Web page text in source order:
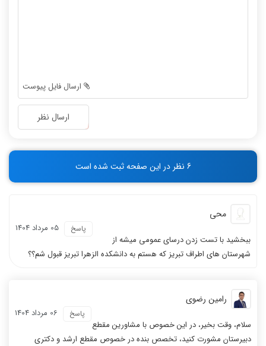
-
-
-
ارسال نظر
6 نظر در این صفحه ثبت شده است
محی
05 مرداد 1404 پاسخ
ببخشید با تست زدن درسای عمومی میشه از
شهرستان های اطراف تبریز که هستم به دانشکده الزهرا تبریز قبول شم؟؟
رامین رضوی
06 مرداد 1404 پاسخ
سلام، وقت بخیر، در این خصوص با مشاورین مقطع
دبیرستان مشورت کنید، تخصص بنده در خصوص مقطع ارشد و دکتری